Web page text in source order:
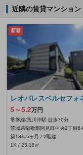
近隣の賃貸マンション
新着
レオパレスベルセフォ
5～5.2万円
常磐線/荒川沖駅 徒歩70分
茨城県稲敷郡阿見町中央2丁目6-
築18年5ヶ月 / 2階建
1K / 23.18㎡